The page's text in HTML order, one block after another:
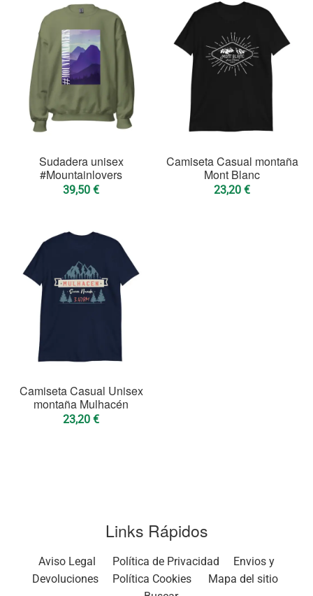
Sudadera unisex
#Mountainlovers
39,50 €
Camiseta Casual montaña
Mont Blanc
23,20 €
Camiseta Casual Unisex
montaña Mulhacén
23,20 €
Links Rápidos
Aviso Legal Política de Privacidad
Envios y
Devoluciones
Política Cookies
Mapa del sitio